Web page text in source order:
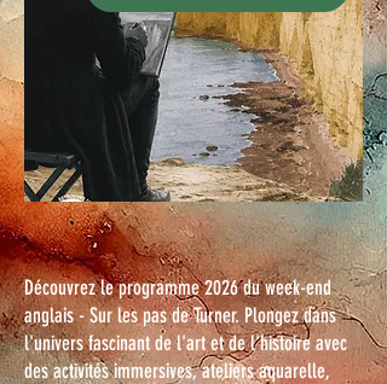
Découvrez le programme 2026 du week-end
anglais - Sur les pas de Turner. Plongez dans
l'univers fascinant de l'art et de l'histoire avec
des activités immersives, ateliers aquarelle,